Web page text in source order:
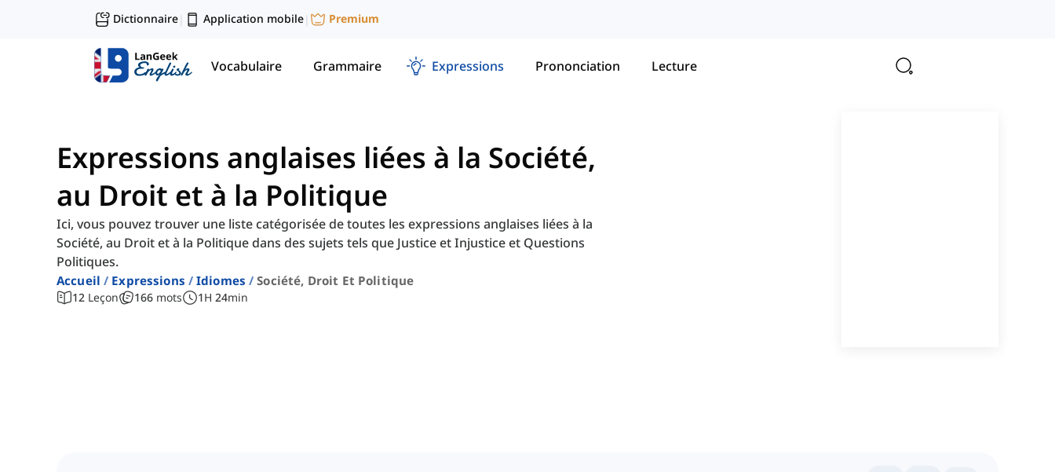
Dictionnaire| Application mobile| Premium
Vocabulaire Grammaire Expressions Prononciation Lecture
Expressions anglaises liées à la Société,
au Droit et à la Politique
Ici, vous pouvez trouver une liste catégorisée de toutes les expressions anglaises liées à la
Société, au Droit et à la Politique dans des sujets tels que Justice et Injustice et Questions
Politiques.
Accueil Expressions Idiomes Société, Droit Et Politique
12 Leçon 166 mots 1H 24min